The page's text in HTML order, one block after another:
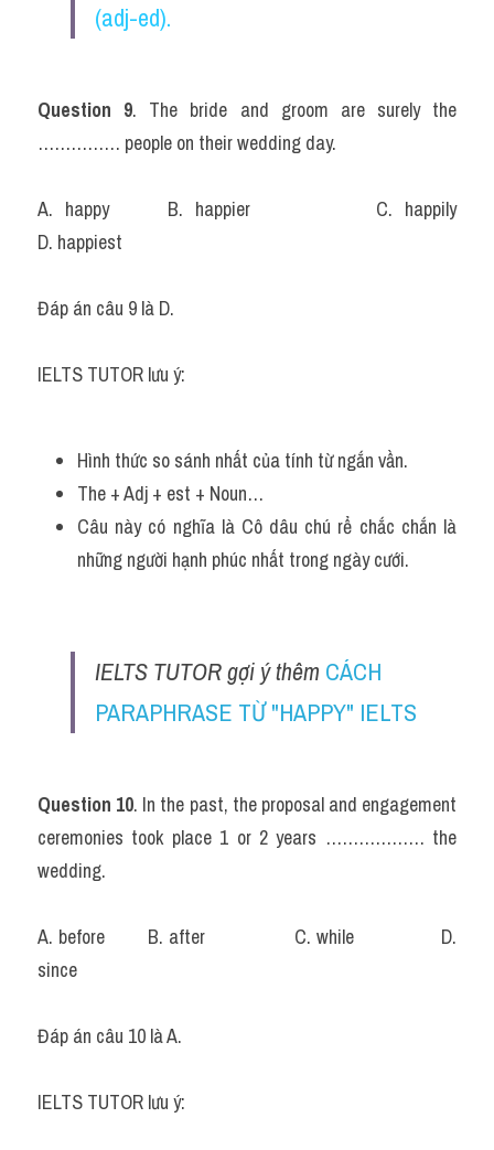
(adj-ed).
Question 9. The bride and groom are surely the
…………… people on their wedding day.
A. happy		B. happier			C. happily
D. happiest
Đáp án câu 9 là D.
IELTS TUTOR lưu ý:
Hình thức so sánh nhất của tính từ ngắn vần.
The + Adj + est + Noun…
Câu này có nghĩa là Cô dâu chú rể chắc chắn là
những người hạnh phúc nhất trong ngày cưới.
IELTS TUTOR gợi ý thêm CÁCH
PARAPHRASE TỪ "HAPPY" IELTS
Question 10. In the past, the proposal and engagement
ceremonies took place 1 or 2 years ……………… the
wedding.
A. before		B. after			C. while			D.
since
Đáp án câu 10 là A.
IELTS TUTOR lưu ý: